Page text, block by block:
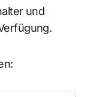
und